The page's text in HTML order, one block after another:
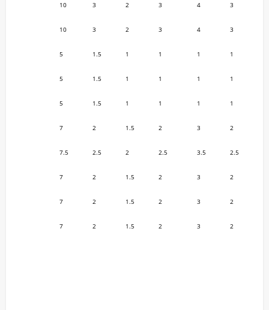
10 3 2 3 4 3
10 3 2 3 4 3
5 1.5 1 1 1 1
5 1.5 1 1 1 1
5 1.5 1 1 1 1
7 2 1.5 2 3 2
7.5 2.5 2 2.5 3.5 2.5
7 2 1.5 2 3 2
7 2 1.5 2 3 2
7 2 1.5 2 3 2